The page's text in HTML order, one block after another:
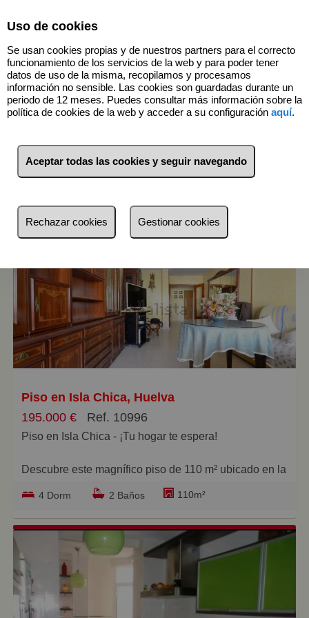
16 Inmuebles Huelva (Huelva)
Menos reciente
Caros
Pequeños
Grandes
Piso en Isla Chica, Huelva
195.000 €
Ref. 10996
Piso en Isla Chica - ¡Tu hogar te espera!
Descubre este magnífico piso de 110 m² ubicado en la
deseable zona de Isla Chica, donde encontrarás todo
lo que necesitas para vivir con comodidad. Situado en
la 2ª planta con acceso por ascensor, este inmueble
combina funcionalidad y luminosidad en cada rincón.
La vivienda destaca por su amplio salón comedor que
se abre a un acogedor balcón, perfecto para disfrutar
del ambiente exterior sin salir de casa.
4 Dorm 2 Baños 110m²
Uso de cookies
Se usan cookies propias y de nuestros partners para el correcto
funcionamiento de los servicios de la web y para poder tener
datos de uso de la misma, recopilamos y procesamos
información no sensible. Las cookies son guardadas durante un
periodo de 12 meses. Puedes consultar más información sobre la
política de cookies de la web y acceder a su configuración aquí.
Aceptar todas las cookies y seguir navegando
Rechazar cookies Gestionar cookies